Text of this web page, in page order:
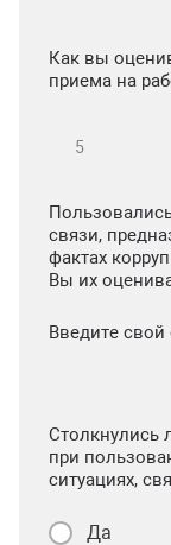
Как вы
приема на
связи,
фактах
Вы их
Введите свой
Столкнулись
при
ситуациях,
Да